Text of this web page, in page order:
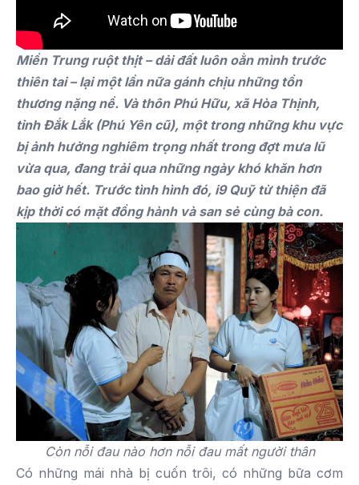
Miền Trung ruột thịt – dải đất luôn oằn mình trước
thiên tai – lại một lần nữa gánh chịu những tổn
thương nặng nề. Và thôn Phú Hữu, xã Hòa Thịnh,
tỉnh Đắk Lắk (Phú Yên cũ), một trong những khu vực
bị ảnh hưởng nghiêm trọng nhất trong đợt mưa lũ
vừa qua, đang trải qua những ngày khó khăn hơn
bao giờ hết. Trước tình hình đó, i9 Quỹ từ thiện đã
kịp thời có mặt đồng hành và san sẻ cùng bà con.
Còn nỗi đau nào hơn nỗi đau mất người thân
Có những mái nhà bị cuốn trôi, có những bữa cơm